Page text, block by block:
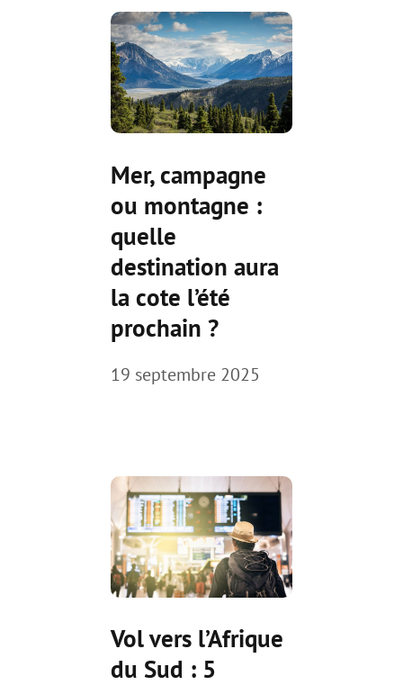
Mer, campagne
ou montagne :
quelle
destination aura
la cote l’été
prochain ?
19 septembre 2025
Vol vers l’Afrique
du Sud : 5